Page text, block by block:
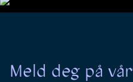
Meld deg på